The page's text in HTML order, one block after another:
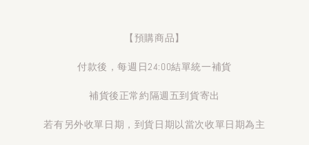
【預購商品】
付款後，每週日24:00結單統一補貨
補貨後正常約隔週五到貨寄出
若有另外收單日期，到貨日期以當次收單日期為主